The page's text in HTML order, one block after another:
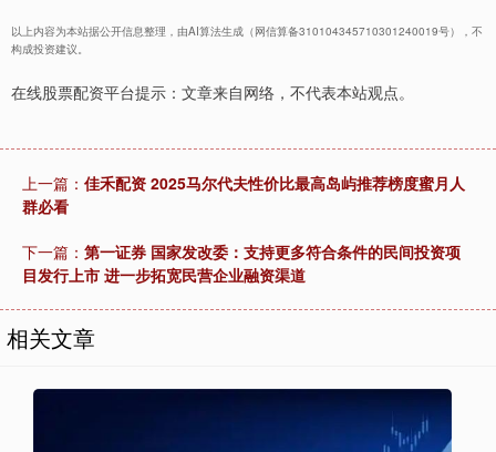
以上内容为本站据公开信息整理，由AI算法生成（网信算备310104345710301240019号），不
构成投资建议。
在线股票配资平台提示：文章来自网络，不代表本站观点。
上一篇： 佳禾配资 2025马尔代夫性价比最高岛屿推荐榜度蜜月人
群必看
下一篇： 第一证券 国家发改委：支持更多符合条件的民间投资项
目发行上市 进一步拓宽民营企业融资渠道
相关文章